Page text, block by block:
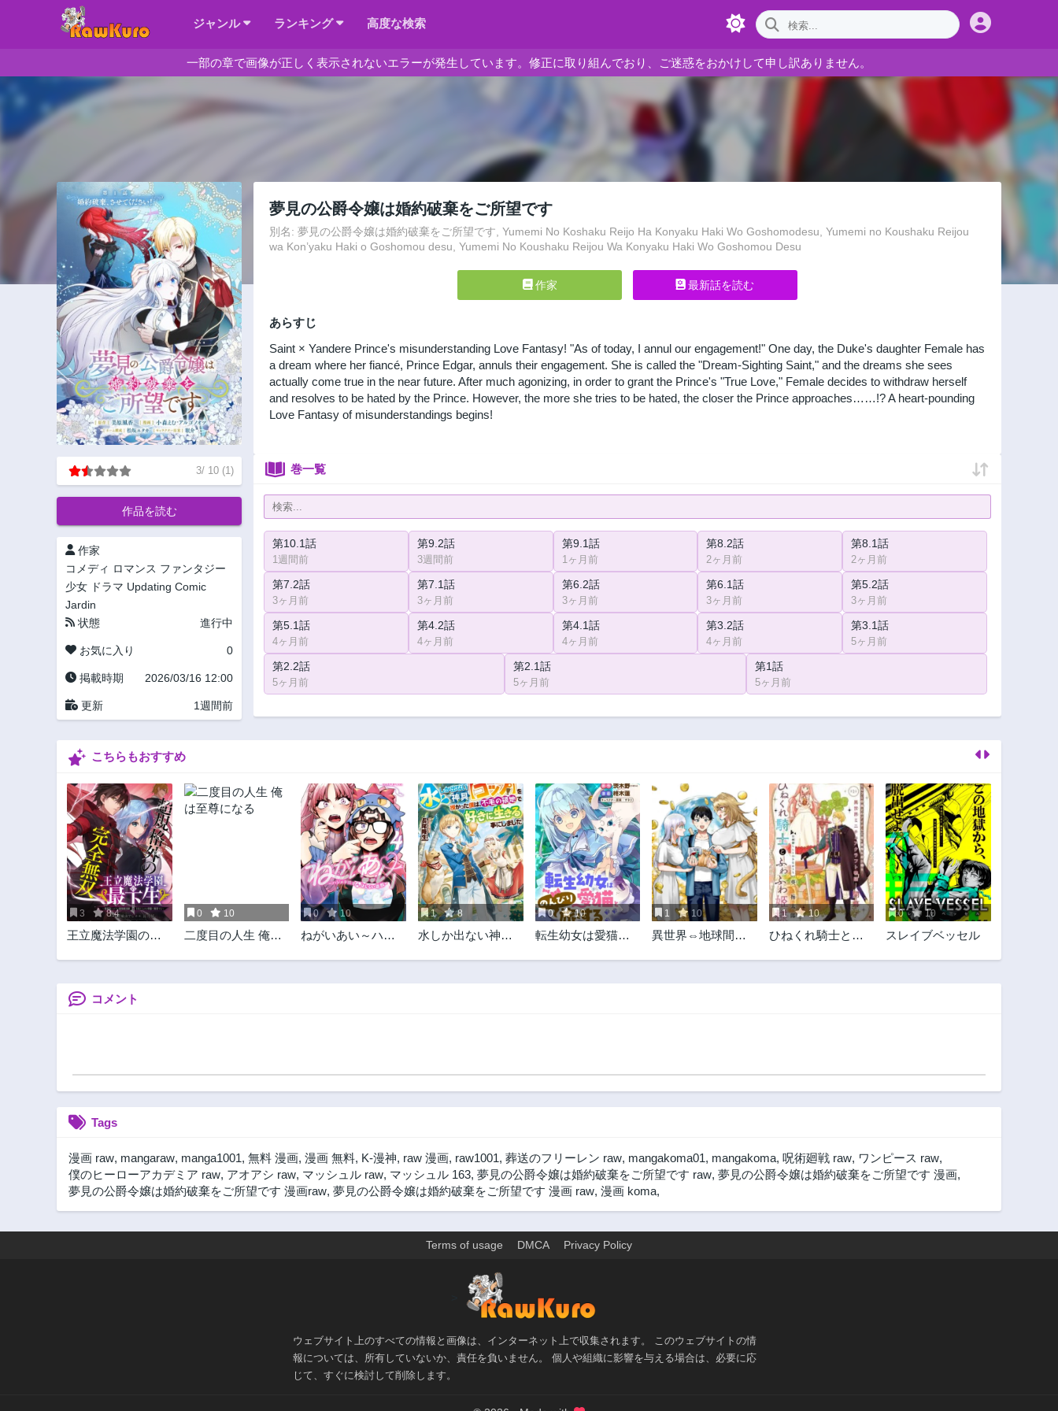
ジャンル ランキング 高度な検索
一部の章で画像が正しく表示されないエラーが発生しています。修正に取り組んでおり、ご迷惑をおかけして申し訳ありません。
3/ 10 (1)
作品を読む
作家
コメディ ロマンス ファンタジー
少女 ドラマ Updating Comic
Jardin
状態
進行中
お気に入り 0
掲載時期 2026/03/16 12:00
更新 1週間前
夢見の公爵令嬢は婚約破棄をご所望です
別名: 夢見の公爵令嬢は婚約破棄をご所望です, Yumemi No Koshaku Reijo Ha Konyaku Haki Wo Goshomodesu, Yumemi no Koushaku Reijou
wa Kon’yaku Haki o Goshomou desu, Yumemi No Koushaku Reijou Wa Konyaku Haki Wo Goshomou Desu
作家 最新話を読む
あらすじ
Saint × Yandere Prince's misunderstanding Love Fantasy! "As of today, I annul our engagement!" One day, the Duke's daughter Female has
a dream where her fiancé, Prince Edgar, annuls their engagement. She is called the "Dream-Sighting Saint," and the dreams she sees
actually come true in the near future. After much agonizing, in order to grant the Prince's "True Love," Female decides to withdraw herself
and resolves to be hated by the Prince. However, the more she tries to be hated, the closer the Prince approaches……!? A heart-pounding
Love Fantasy of misunderstandings begins!
巻一覧
第10.1話
1週間前
第9.2話
3週間前
第9.1話
1ヶ月前
第8.2話
2ヶ月前
第8.1話
2ヶ月前
第7.2話
3ヶ月前
第7.1話
3ヶ月前
第6.2話
3ヶ月前
第6.1話
3ヶ月前
第5.2話
3ヶ月前
第5.1話
4ヶ月前
第4.2話
4ヶ月前
第4.1話
4ヶ月前
第3.2話
4ヶ月前
第3.1話
5ヶ月前
第2.2話
5ヶ月前
第2.1話
5ヶ月前
第1話
5ヶ月前
こちらもおすすめ
3 8.4
王立魔法学園の最
貴族だらけの学園
で無双する～
0 10
二度目の人生 俺は
0 10
ねがいあい～ハジ
1 8
水しか出ない神具
領地で好きに生き
0 10
転生幼女は愛猫と
1 10
異世界⇔地球間で
1 10
ひねくれ騎士とふ
ち
0 10
スレイブベッセル
コメント
Tags
漫画 raw, mangaraw, manga1001, 無料 漫画, 漫画 無料, K-漫神, raw 漫画, raw1001, 葬送のフリーレン raw, mangakoma01, mangakoma, 呪術廻戦 raw, ワンピース raw,
僕のヒーローアカデミア raw, アオアシ raw, マッシュル raw, マッシュル 163, 夢見の公爵令嬢は婚約破棄をご所望です raw, 夢見の公爵令嬢は婚約破棄をご所望です 漫画,
夢見の公爵令嬢は婚約破棄をご所望です 漫画raw, 夢見の公爵令嬢は婚約破棄をご所望です 漫画 raw, 漫画 koma,
Terms of usage DMCA Privacy Policy
ウェブサイト上のすべての情報と画像は、インターネット上で収集されます。 このウェブサイトの情
報については、所有していないか、責任を負いません。 個人や組織に影響を与える場合は、必要に応
じて、すぐに検討して削除します。